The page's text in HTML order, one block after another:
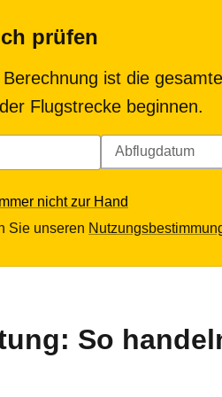
prüfen
ist die
Flugstrecke beginnen.
Abflugdatum
nicht zur Hand
Sie unseren
So